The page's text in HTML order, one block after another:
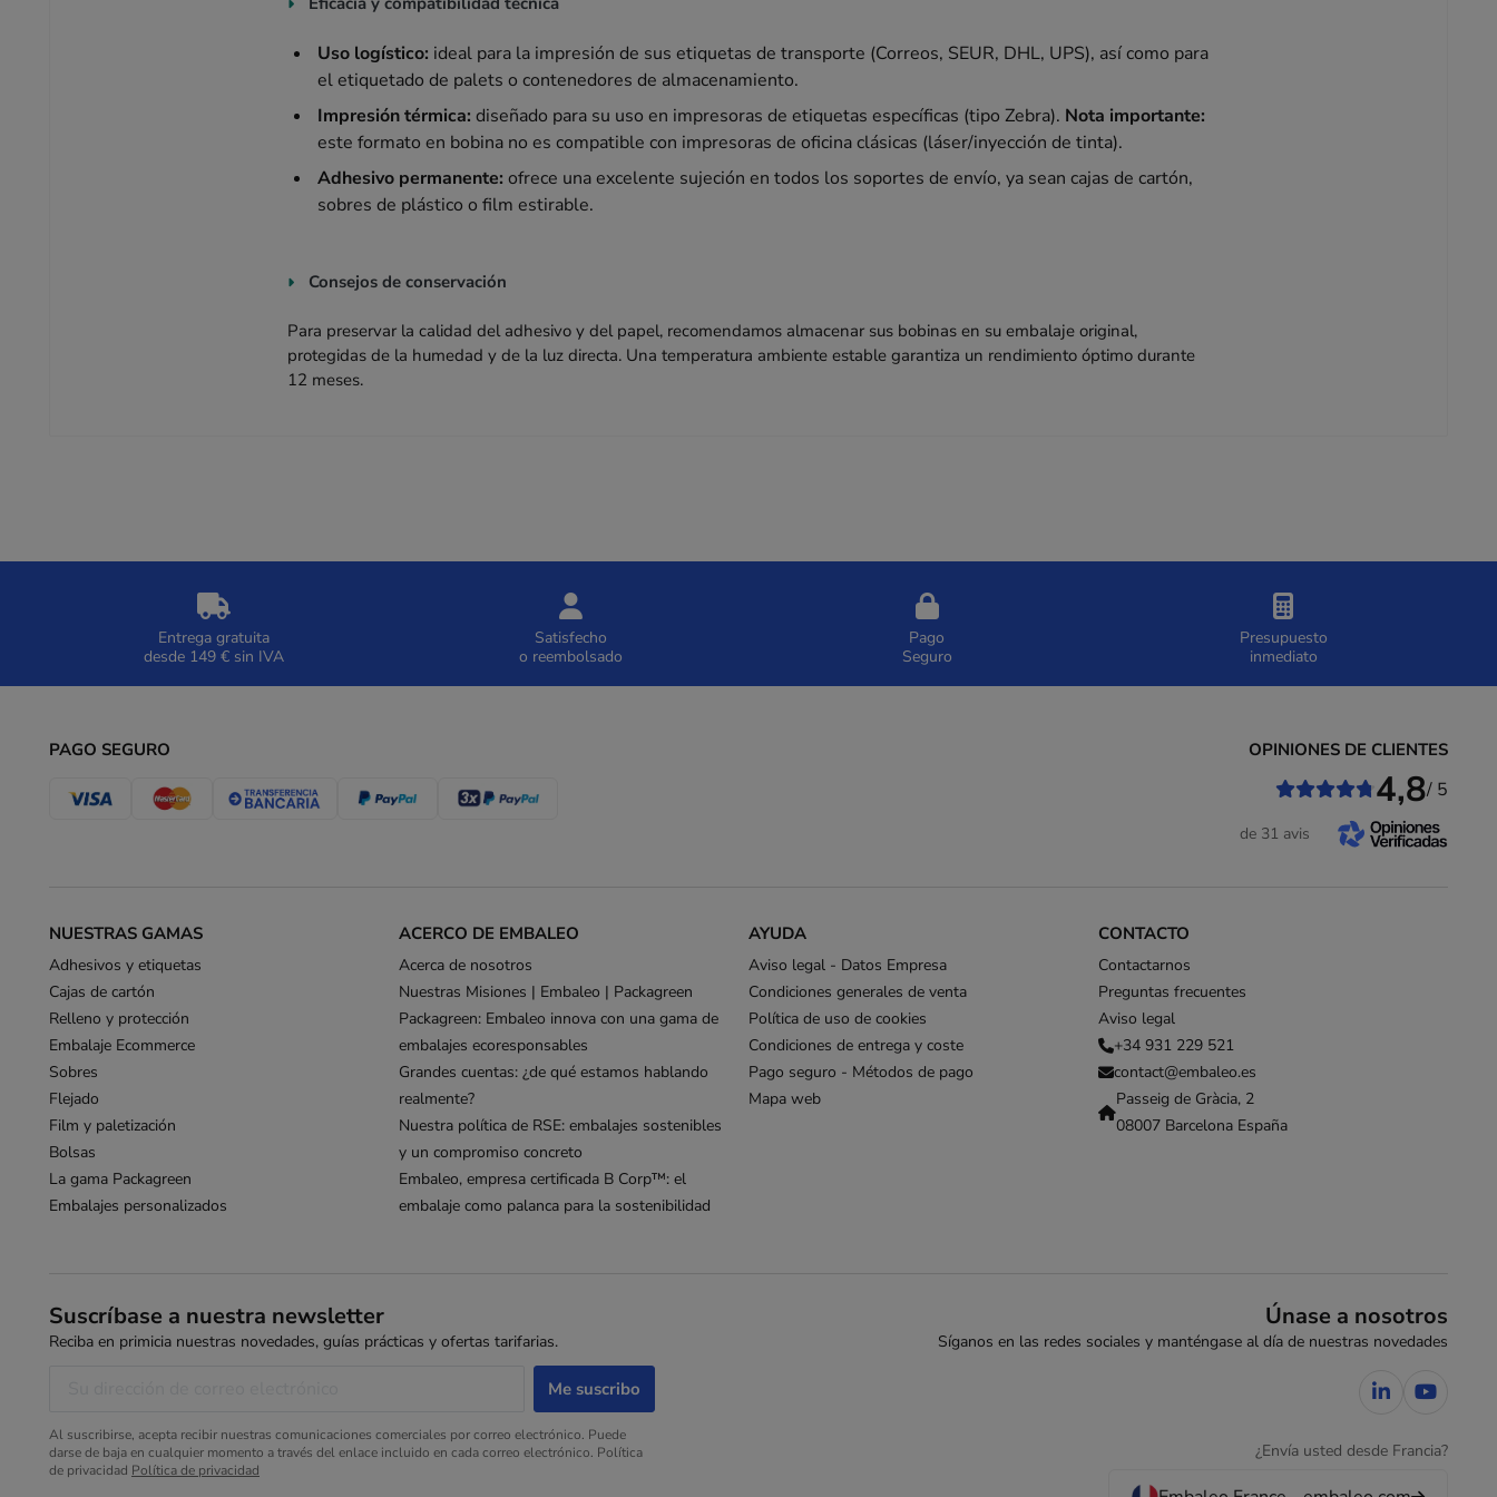
Uso logístico: ideal para la impresión de sus etiquetas de transporte (Correos, SEUR, DHL, UPS), así como para
el etiquetado de palets o contenedores de almacenamiento.
Impresión térmica: diseñado para su uso en impresoras de etiquetas específicas (tipo Zebra). Nota importante:
este formato en bobina no es compatible con impresoras de oficina clásicas (láser/inyección de tinta).
Adhesivo permanente: ofrece una excelente sujeción en todos los soportes de envío, ya sean cajas de cartón,
sobres de plástico o film estirable.
Consejos de conservación
Para preservar la calidad del adhesivo y del papel, recomendamos almacenar sus bobinas en su embalaje original,
protegidas de la humedad y de la luz directa. Una temperatura ambiente estable garantiza un rendimiento óptimo durante
12 meses.
Entrega gratuita
desde 149 € sin IVA
Satisfecho
o reembolsado
Pago
Seguro
Presupuesto
inmediato
PAGO SEGURO
CONTACTO
Contactarnos
Preguntas frecuentes
Aviso legal
+34 931 229 521
contact@embaleo.es
Passeig de Gràcia, 2
08007 Barcelona España
NUESTRAS GAMAS
Adhesivos y etiquetas
Cajas de cartón
Relleno y protección
Embalaje Ecommerce
Sobres
Flejado
Film y paletización
Bolsas
La gama Packagreen
Embalajes personalizados
ACERCO DE EMBALEO
Acerca de nosotros
Nuestras Misiones | Embaleo | Packagreen
Packagreen: Embaleo innova con una gama de
embalajes ecoresponsables
Grandes cuentas: ¿de qué estamos hablando
realmente?
Nuestra política de RSE: embalajes sostenibles
y un compromiso concreto
Embaleo, empresa certificada B Corp™: el
embalaje como palanca para la sostenibilidad
AYUDA
Aviso legal - Datos Empresa
Condiciones generales de venta
Política de uso de cookies
Condiciones de entrega y coste
Pago seguro - Métodos de pago
Mapa web
OPINIONES DE CLIENTES
4,8/ 5
de 31 avis
Únase a nosotros
Síganos en las redes sociales y manténgase al día de nuestras novedades
¿Envía usted desde Francia?
Suscríbase a nuestra newsletter
Reciba en primicia nuestras novedades, guías prácticas y ofertas tarifarias.
Al suscribirse, acepta recibir nuestras comunicaciones comerciales por correo electrónico. Puede
darse de baja en cualquier momento a través del enlace incluido en cada correo electrónico. Política
de privacidad Política de privacidad